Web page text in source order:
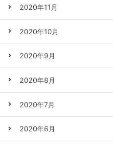
2020年11月
2020年10月
2020年9月
2020年8月
2020年7月
2020年6月